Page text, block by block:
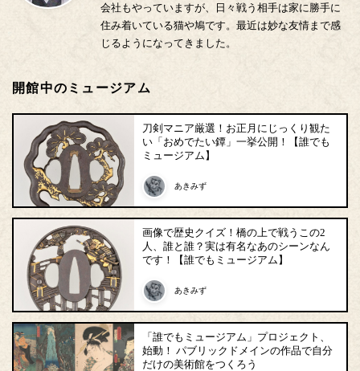
会社もやっていますが、日々戦う相手は家に勝手に
住み着いている猫や鳩です。最近は妙な友情まで感
じるようになってきました。
開館中のミュージアム
刀剣マニア厳選！お正月にじっくり観た
い「おめでたい鐔」一挙公開！【誰でも
ミュージアム】
あきみず
画像で歴史クイズ！橋の上で戦うこの2
人、誰と誰？実は有名なあのシーンなん
です！【誰でもミュージアム】
あきみず
「誰でもミュージアム」プロジェクト、
始動！ パブリックドメインの作品で自分
だけの美術館をつくろう